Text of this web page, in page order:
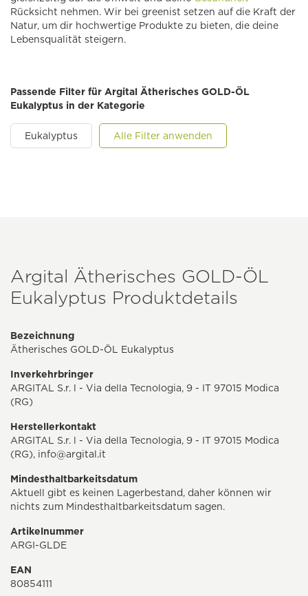
Rücksicht nehmen. Wir bei greenist setzen auf die Kraft der
Natur, um dir hochwertige Produkte zu bieten, die deine
Lebensqualität steigern.
Passende Filter für Argital Ätherisches GOLD-ÖL
Eukalyptus in der Kategorie
Eukalyptus Alle Filter anwenden
Argital Ätherisches GOLD-ÖL
Eukalyptus Produktdetails
Bezeichnung
Ätherisches GOLD-ÖL Eukalyptus
Inverkehrbringer
ARGITAL S.r. l - Via della Tecnologia, 9 - IT 97015 Modica
(RG)
Herstellerkontakt
ARGITAL S.r. l - Via della Tecnologia, 9 - IT 97015 Modica
(RG), info@argital.it
Mindesthaltbarkeitsdatum
Aktuell gibt es keinen Lagerbestand, daher können wir
nichts zum Mindesthaltbarkeitsdatum sagen.
Artikelnummer
ARGI-GLDE
EAN
80854111